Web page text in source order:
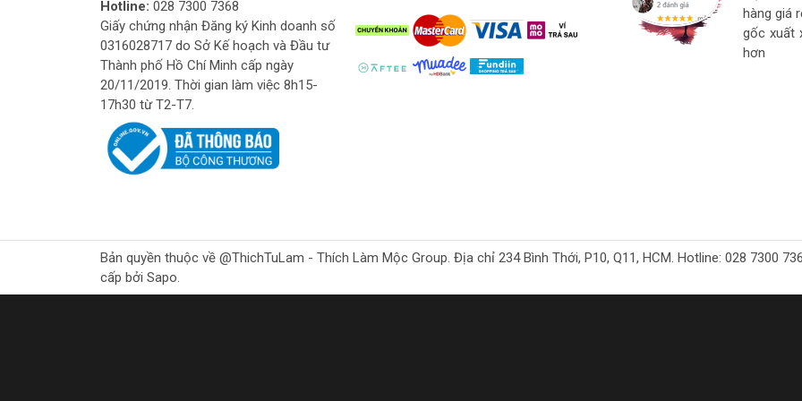
Hotline: 028 7300 7368
Giấy chứng nhận Đăng ký Kinh doanh số
0316028717 do Sở Kế hoạch và Đầu tư
Thành phố Hồ Chí Minh cấp ngày
20/11/2019. Thời gian làm việc 8h15-
17h30 từ T2-T7.
strore
hàng giá
gốc xuất
hơn
Bản quyền thuộc về @ThichTuLam - Thích Làm Mộc Group. Địa chỉ 234 Bình Thới, P10, Q11, HCM. Hotline: 028 7300
cấp bởi Sapo.